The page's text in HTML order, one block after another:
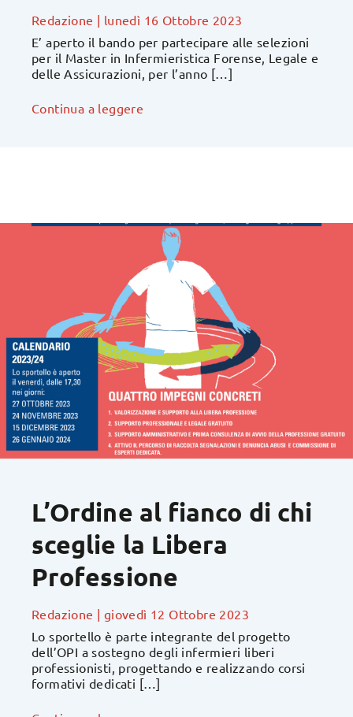
Redazione | lunedì 16 Ottobre 2023
E’ aperto il bando per partecipare alle selezioni
per il Master in Infermieristica Forense, Legale e
delle Assicurazioni, per l’anno […]
Continua a leggere
L’Ordine al fianco di chi
sceglie la Libera
Professione
Redazione | giovedì 12 Ottobre 2023
Lo sportello è parte integrante del progetto
dell’OPI a sostegno degli infermieri liberi
professionisti, progettando e realizzando corsi
formativi dedicati […]